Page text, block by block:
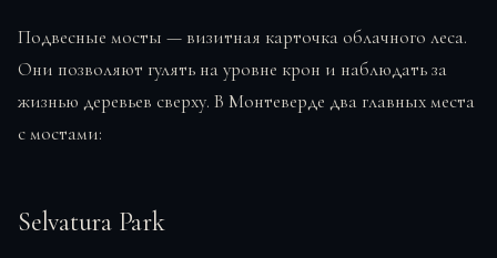
Подвесные мосты — визитная карточка облачного леса.
Они позволяют гулять на уровне крон и наблюдать за
жизнью деревьев сверху. В Монтеверде два главных места
с мостами:
Selvatura Park